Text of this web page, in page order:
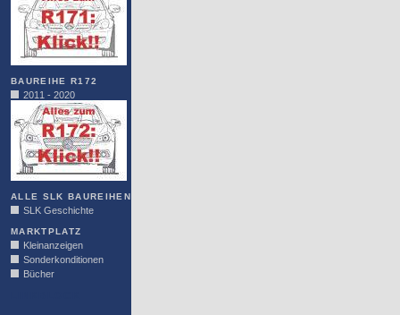
BAUREIHE R172
2011 - 2020
ALLE SLK BAUREIHEN
SLK Geschichte
MARKTPLATZ
Kleinanzeigen
Sonderkonditionen
Bücher